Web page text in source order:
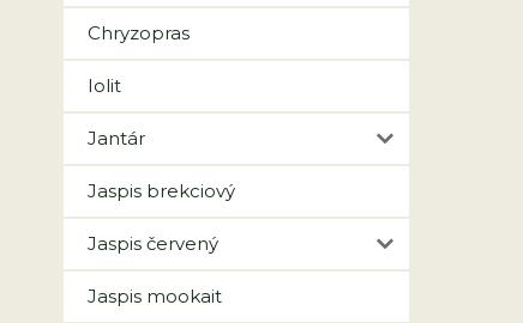
Chryzopras
Iolit
Jantár
Jaspis brekciový
Jaspis červený
Jaspis mookait